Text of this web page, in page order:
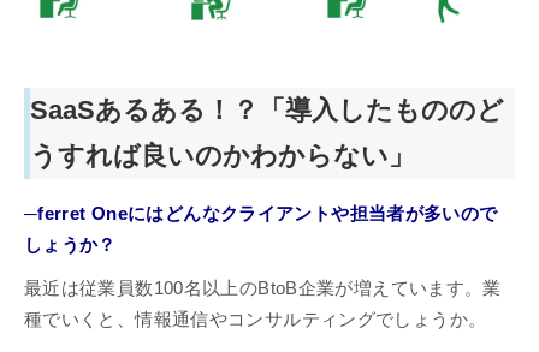
SaaSあるある！？「導入したもののど
うすれば良いのかわからない」
─ferret Oneにはどんなクライアントや担当者が多いので
しょうか？
最近は従業員数100名以上のBtoB企業が増えています。業
種でいくと、情報通信やコンサルティングでしょうか。